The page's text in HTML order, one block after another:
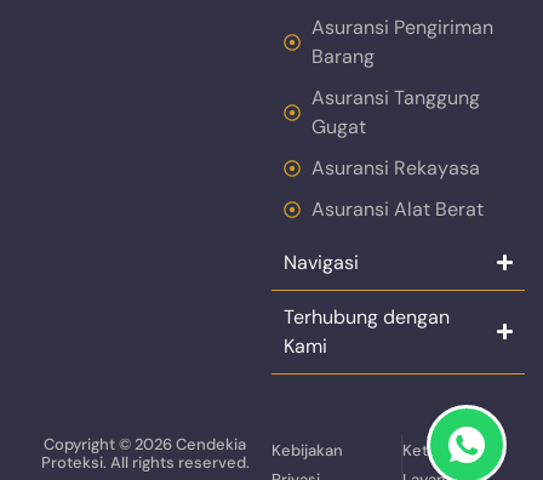
Asuransi Pengiriman
Barang
Asuransi Tanggung
Gugat
Asuransi Rekayasa
Asuransi Alat Berat
Navigasi
Terhubung dengan
Kami
Copyright © 2026 Cendekia
Proteksi. All rights reserved.
Kebijakan
Ketentuan